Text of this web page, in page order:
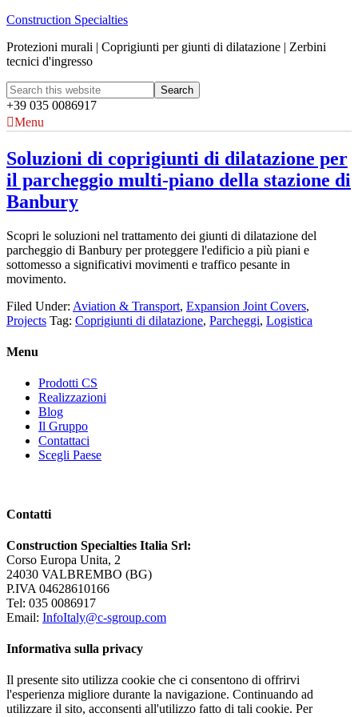
Construction Specialties
Protezioni murali | Coprigiunti per giunti di dilatazione | Zerbini
tecnici d'ingresso
+39 035 0086917
Menu
Soluzioni di coprigiunti di dilatazione per
il parcheggio multi-piano della stazione di
Banbury
Scopri le soluzioni nel trattamento dei giunti di dilatazione del
parcheggio di Banbury per proteggere l'edificio a più piani e
sottomesso a significativi movimenti e traffico pesante in
movimento.
Filed Under: Aviation & Transport, Expansion Joint Covers,
Projects Tag: Coprigiunti di dilatazione, Parcheggi, Logistica
Menu
Prodotti CS
Realizzazioni
Blog
Il Gruppo
Contattaci
Scegli Paese
Contatti
Construction Specialties Italia Srl:
Corso Europa Unita, 2
24030 VALBREMBO (BG)
P.IVA 04628610166
Tel: 035 0086917
Email: InfoItaly@c-sgroup.com
Informativa sulla privacy
Il presente sito utilizza cookie che ci consentono di offrirvi
l'esperienza migliore durante la navigazione. Continuando ad
utilizzare il sito, acconsenti all'utilizzo fatto di tali cookie. Per